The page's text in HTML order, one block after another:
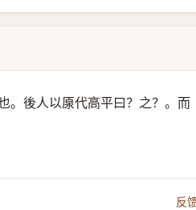
。後人以厡代高平曰？之？。而
反